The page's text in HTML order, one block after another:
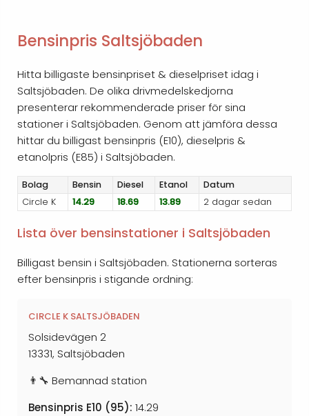
Bensinpris Saltsjöbaden
Hitta billigaste bensinpriset & dieselpriset idag i
Saltsjöbaden. De olika drivmedelskedjorna
presenterar rekommenderade priser för sina
stationer i Saltsjöbaden. Genom att jämföra dessa
hittar du billigast bensinpris (E10), dieselpris &
etanolpris (E85) i Saltsjöbaden.
Bolag Bensin Diesel Etanol
Datum
Circle K
14.29 18.69 13.89 2 dagar sedan
Lista över bensinstationer i Saltsjöbaden
Billigast bensin i Saltsjöbaden. Stationerna sorteras
efter bensinpris i stigande ordning:
CIRCLE K SALTSJÖBADEN
Solsidevägen 2
13331, Saltsjöbaden
👨‍🔧 Bemannad station
Bensinpris E10 (95): 14.29